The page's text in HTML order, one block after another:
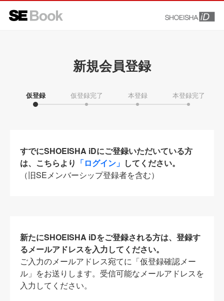
新規会員登録
仮登録 仮登録完了 本登録 本登録完了
すでにSHOEISHA iDにご登録いただいている方
は、こちらより 「ログイン」 してください。
（旧SEメンバーシップ登録者を含む）
新たにSHOEISHA iDをご登録される方は、登録す
るメールアドレスを入力してください。
ご入力のメールアドレス宛てに「仮登録確認メー
ル」をお送りします。受信可能なメールアドレスを
入力してください。